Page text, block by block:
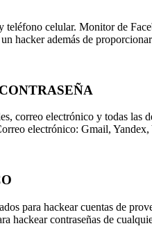
celular. Monitor de
hacker además de
correo electrónico y todas
electrónico: Gmail,
para hackear cuentas de
hackear contraseñas de